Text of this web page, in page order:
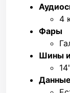
4
Фары
Шины